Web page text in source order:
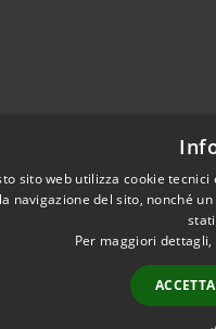
/
sito web utilizza cookie
navigazione del sito, nonché
Per maggiori